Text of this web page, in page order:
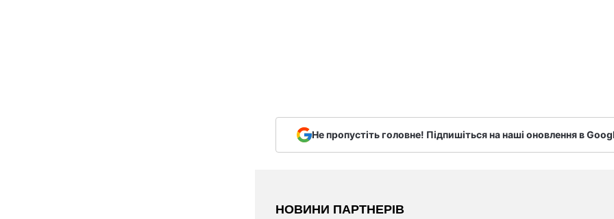
Не пропустіть головне! Підпишіться на наші оновлення в